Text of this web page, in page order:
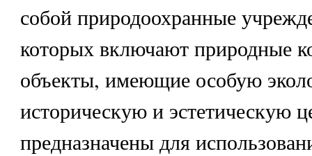
собой природоохранные
которых включают природные
объекты, имеющие особую
историческую и эстетическую
предназначены для